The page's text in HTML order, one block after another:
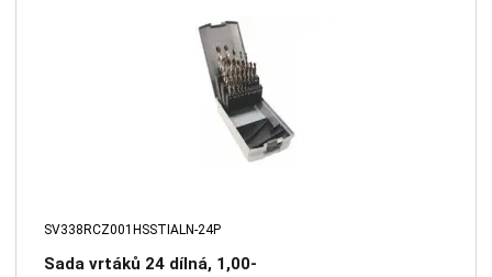
SV338RCZ001HSSTIALN-24P
Sada vrtáků 24 dílná, 1,00-